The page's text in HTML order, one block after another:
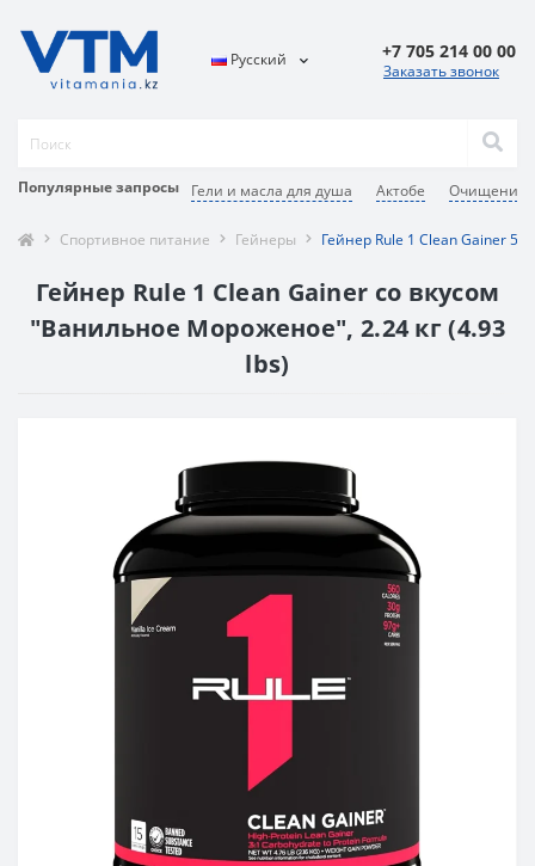
Популярные запросы Гели и масла для душа Актобе Очищение
Русский +7 705 214 00 00
Заказать звонок
Спортивное питание Гейнеры Гейнер Rule 1 Clean Gainer
Гейнер Rule 1 Clean Gainer со вкусом
"Ванильное Мороженое", 2.24 кг (4.93
lbs)